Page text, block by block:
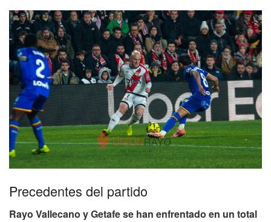
Precedentes del partido
Rayo Vallecano y Getafe se han enfrentado en un total